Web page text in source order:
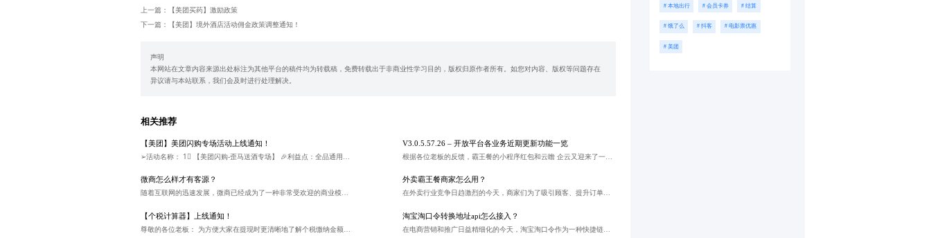
上一篇：【美团买药】激励政策
下一篇：【美团】境外酒店活动佣金政策调整通知！
声明
本网站在文章内容来源出处标注为其他平台的稿件均为转载稿，免费转载出于非商业性学习目的，版权归原作者所有。如您对内容、版权等问题存在
异议请与本站联系，我们会及时进行处理解决。
相关推荐
【美团】美团闪购专场活动上线通知！ V3.0.5.57.26 – 开放平台各业务近期更新功能一览
微商怎么样才有客源？
随着互联网的迅速发展，微商已经成为了一种非常受欢迎的商业模式。然而，许多微商在经营过程中都会遇到一个共同的问题：如何拓展客源？
外卖霸王餐商家怎么用？
在外卖行业竞争日趋激烈的今天，商家们为了吸引顾客、提升订单量，纷纷推出各种促销活动。"霸王餐"作为一种创新的营销手段，不仅能够吸引顾客的注意，还能有效提升商家的知名度和销量。本文将探讨外卖商家如何利用"霸王餐"活动，实现营销目标。
【个税计算器】上线通知！ 淘宝淘口令转换地址api怎么接入？
# 本地出行 # 会员卡券 # 结算
# 饿了么 # 抖客 # 电影票优惠
# 美团